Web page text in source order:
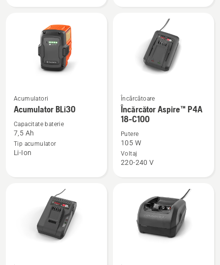
Vezi
mai
multe
detalii
despre
Acumulatori
Acumulator BLi30
Capacitate baterie
7,5 Ah
Tip acumulator
Li-Ion
Vezi
mai
multe
detalii
despre
Încărcător
Încărcătoare
Încărcător Aspire™ P4A
18-C100
Putere
105 W
Voltaj
220-240 V